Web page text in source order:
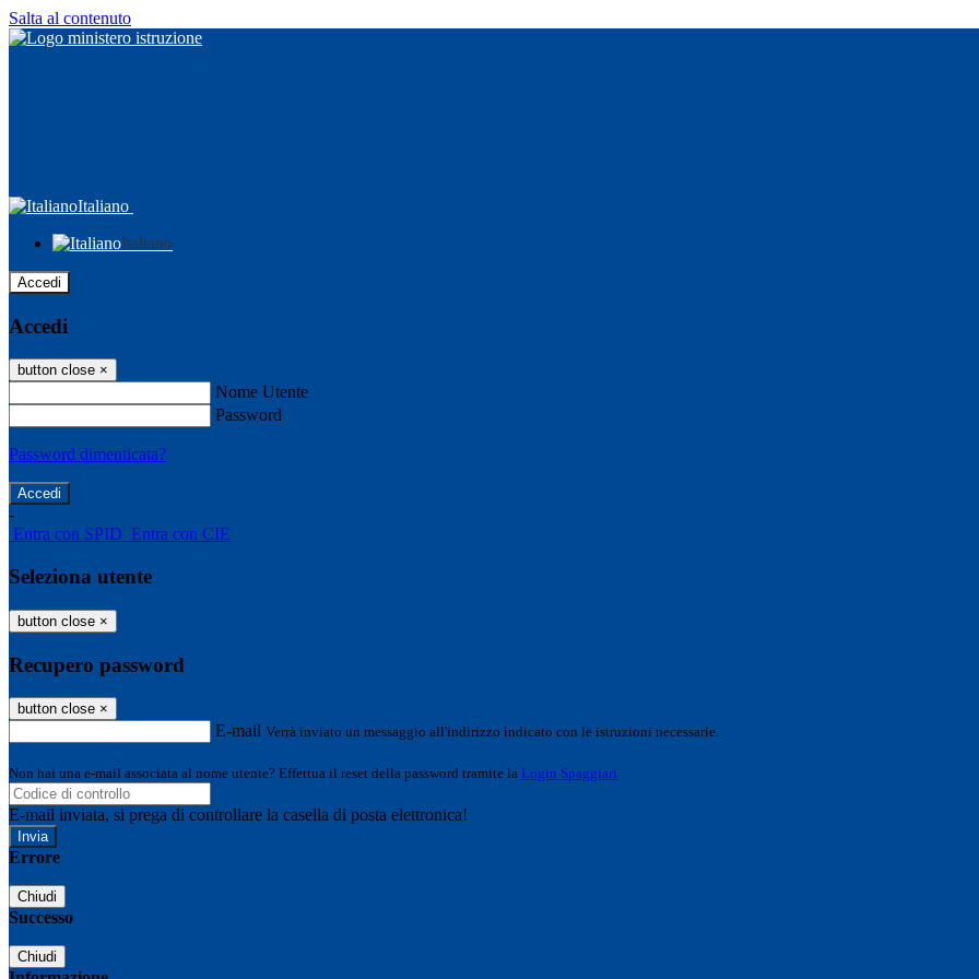
Salta al contenuto
Italiano
Italiano
Accedi
Accedi
button close ×
Nome Utente
Password
Password dimenticata?
-
Entra con SPID Entra con CIE
Seleziona utente
button close ×
Recupero password
button close ×
E-mail Verrà inviato un messaggio all'indirizzo indicato con le istruzioni necessarie.
Non hai una e-mail associata al nome utente? Effettua il reset della password tramite la Login Spaggiari
E-mail inviata, si prega di controllare la casella di posta elettronica!
Errore
Chiudi
Successo
Chiudi